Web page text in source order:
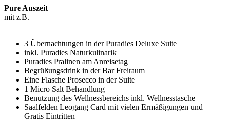
Pure Auszeit
mit z.B.
3 Übernachtungen in der Puradies Deluxe Suite
inkl. Puradies Naturkulinarik
Puradies Pralinen am Anreisetag
Begrüßungsdrink in der Bar Freiraum
Eine Flasche Prosecco in der Suite
1 Micro Salt Behandlung
Benutzung des Wellnessbereichs inkl. Wellnesstasche
Saalfelden Leogang Card mit vielen Ermäßigungen und
Gratis Eintritten